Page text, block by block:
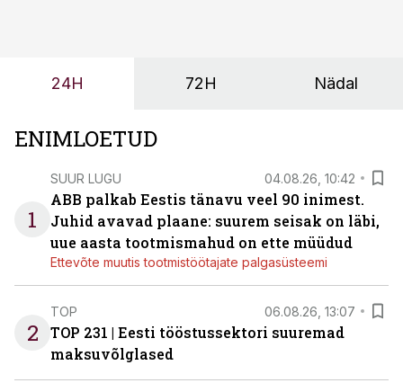
OÜ tegevjuht Sander Mitendorf.
24H 72H Nädal
ENIMLOETUD
1
SUUR LUGU 04.08.26, 10:42
ABB palkab Eestis tänavu veel 90 inimest.
Juhid avavad plaane: suurem seisak on läbi,
uue aasta tootmismahud on ette müüdud
Ettevõte muutis tootmistöötajate palgasüsteemi
2
TOP 06.08.26, 13:07
TOP 231 | Eesti tööstussektori suuremad
maksuvõlglased